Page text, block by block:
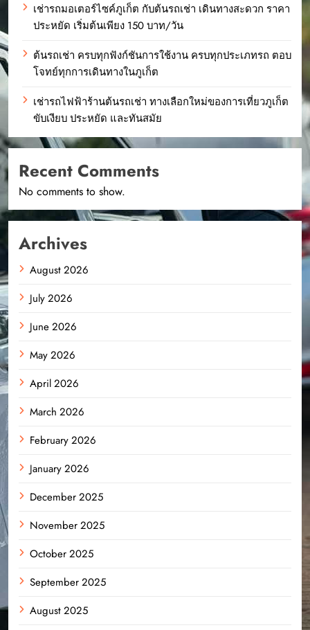
เช่ารถมอเตอร์ไซค์ภูเก็ต กับต้นรถเช่า เดินทางสะดวก ราคา
ประหยัด เริ่มต้นเพียง 150 บาท/วัน
ต้นรถเช่า ครบทุกฟังก์ชันการใช้งาน ครบทุกประเภทรถ ตอบ
โจทย์ทุกการเดินทางในภูเก็ต
เช่ารถไฟฟ้าร้านต้นรถเช่า ทางเลือกใหม่ของการเที่ยวภูเก็ต
ขับเงียบ ประหยัด และทันสมัย
Recent Comments
No comments to show.
Archives
August 2026
July 2026
June 2026
May 2026
April 2026
March 2026
February 2026
January 2026
December 2025
November 2025
October 2025
September 2025
August 2025